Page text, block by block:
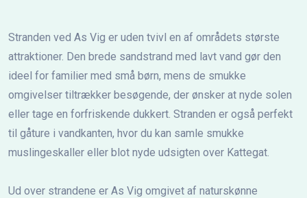
Stranden ved As Vig er uden tvivl en af områdets største
attraktioner. Den brede sandstrand med lavt vand gør den
ideel for familier med små børn, mens de smukke
omgivelser tiltrækker besøgende, der ønsker at nyde solen
eller tage en forfriskende dukkert. Stranden er også perfekt
til gåture i vandkanten, hvor du kan samle smukke
muslingeskaller eller blot nyde udsigten over Kattegat.
Ud over strandene er As Vig omgivet af naturskønne